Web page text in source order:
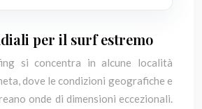
per il surf estremo
si concentra in alcune località
dove le condizioni geografiche e
onde di dimensioni eccezionali.